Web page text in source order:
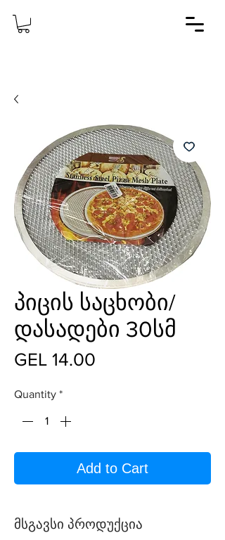
პიცის საცხობი/
დასადები 30სმ
GEL 14.00
Quantity *
Add to Cart
მსგავსი პროდუქცია